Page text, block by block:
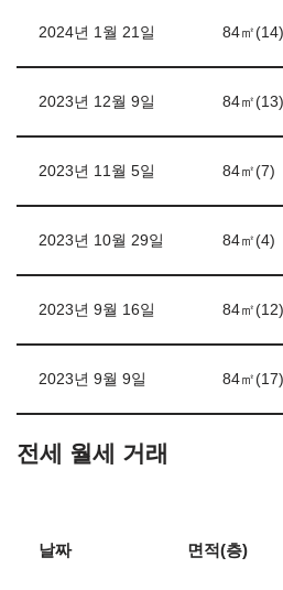
2024년 1월 21일 84㎡(14)
2023년 12월 9일 84㎡(13)
2023년 11월 5일 84㎡(7)
2023년 10월 29일 84㎡(4)
2023년 9월 16일 84㎡(12)
2023년 9월 9일 84㎡(17)
전세 월세 거래
날짜 면적(층)